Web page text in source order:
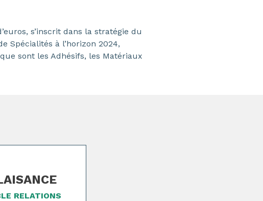
s’inscrit dans la stratégie du
Spécialités à l’horizon 2024,
sont les Adhésifs, les Matériaux
RELATIONS